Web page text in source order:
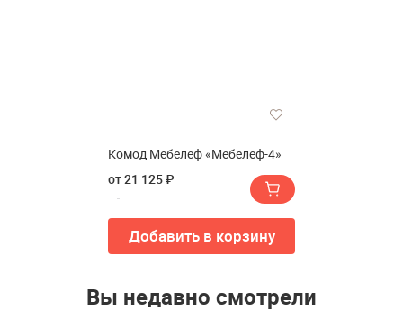
Комод Мебелеф «Мебелеф-4»
от 21 125 ₽
Добавить в корзину
Вы недавно смотрели